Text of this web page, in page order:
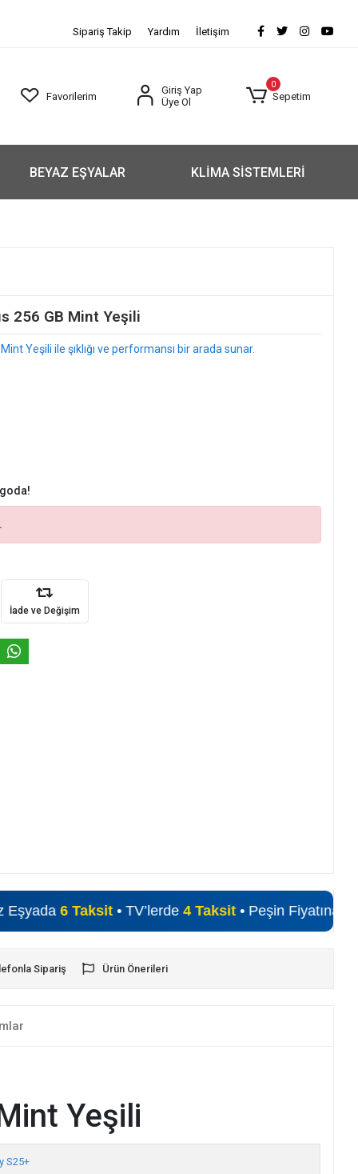
Sipariş Takip Yardım İletişim
Favorilerim
Giriş Yap
Üye Ol
0
Sepetim
BEYAZ EŞYALAR KLİMA SİSTEMLERİ
256 GB Mint Yeşili
Yeşili ile şıklığı ve performansı bir arada sunar.
İade ve Değişim
• TV’lerde4 Taksit• Peşin Fiyatına Alışveriş
Sipariş Ürün Önerileri
Yeşili
S25+